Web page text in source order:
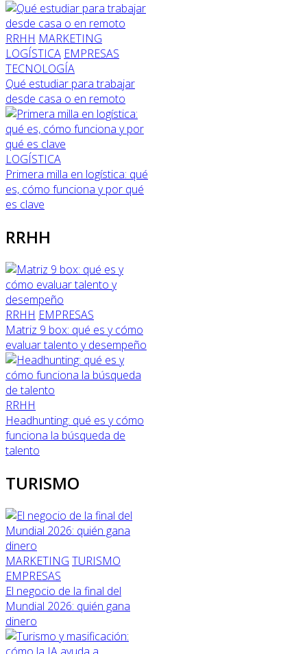
RRHH MARKETING
LOGÍSTICA EMPRESAS
TECNOLOGÍA
Qué estudiar para trabajar
desde casa o en remoto
LOGÍSTICA
Primera milla en logística: qué
es, cómo funciona y por qué
es clave
RRHH
RRHH EMPRESAS
Matriz 9 box: qué es y cómo
evaluar talento y desempeño
RRHH
Headhunting: qué es y cómo
funciona la búsqueda de
talento
TURISMO
MARKETING TURISMO
EMPRESAS
El negocio de la final del
Mundial 2026: quién gana
dinero